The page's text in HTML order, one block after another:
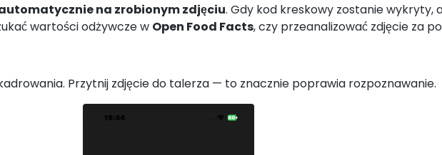
na zrobionym zdjęciu. Gdy kod kreskowy zostanie wykryty,
wartości odżywcze w Open Food Facts, czy przeanalizować zdjęcie za
Przytnij zdjęcie do talerza — to znacznie poprawia rozpoznawanie.